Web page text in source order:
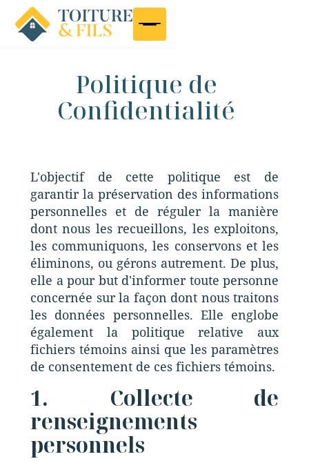
Politique de
Confidentialité
L'objectif de cette politique est de
garantir la préservation des informations
personnelles et de réguler la manière
dont nous les recueillons, les exploitons,
les communiquons, les conservons et les
éliminons, ou gérons autrement. De plus,
elle a pour but d'informer toute personne
concernée sur la façon dont nous traitons
les données personnelles. Elle englobe
également la politique relative aux
fichiers témoins ainsi que les paramètres
de consentement de ces fichiers témoins.
1. Collecte de
renseignements
personnels